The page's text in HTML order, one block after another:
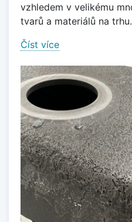
vzhledem v velikému
tvarů a materiálů na trhu.
Číst více